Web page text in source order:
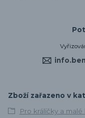
Zboží zařazeno v
Pro králíčky a